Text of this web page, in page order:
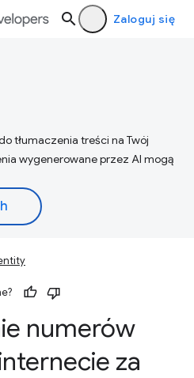
Zaloguj się
tłumaczenia treści na Twój
wygenerowane przez AI mogą
numerów
za